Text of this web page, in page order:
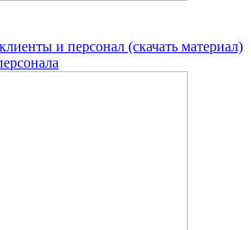
и персонал (скачать материал)